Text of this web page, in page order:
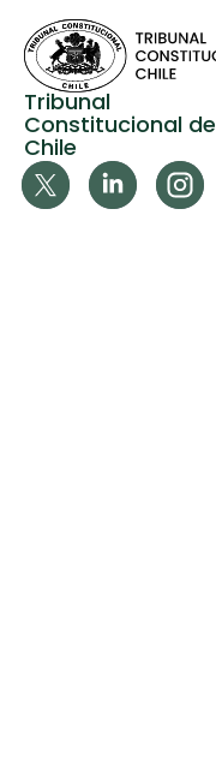
Tribunal
Constitucional de
Chile